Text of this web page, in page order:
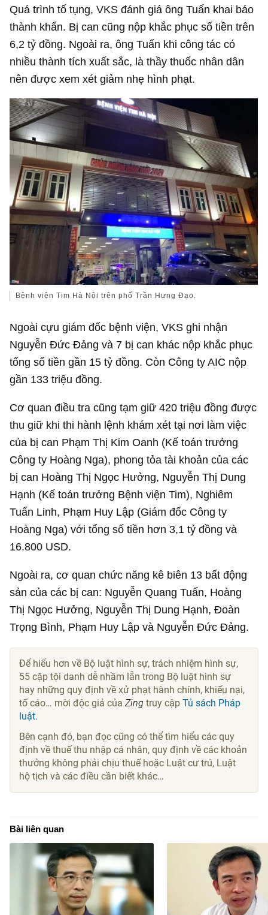
Quá trình tố tụng, VKS đánh giá ông Tuấn khai báo
thành khẩn. Bị can cũng nộp khắc phục số tiền trên
6,2 tỷ đồng. Ngoài ra, ông Tuấn khi công tác có
nhiều thành tích xuất sắc, là thầy thuốc nhân dân
nên được xem xét giảm nhẹ hình phạt.
Bệnh viện Tim Hà Nội trên phố Trần Hưng Đạo.
Ngoài cựu giám đốc bệnh viện, VKS ghi nhận
Nguyễn Đức Đảng và 7 bị can khác nộp khắc phục
tổng số tiền gần 15 tỷ đồng. Còn Công ty AIC nộp
gần 133 triệu đồng.
Cơ quan điều tra cũng tạm giữ 420 triệu đồng được
thu giữ khi thi hành lệnh khám xét tại nơi làm việc
của bị can Phạm Thị Kim Oanh (Kế toán trưởng
Công ty Hoàng Nga), phong tỏa tài khoản của các
bị can Hoàng Thị Ngọc Hưởng, Nguyễn Thị Dung
Hạnh (Kế toán trưởng Bệnh viện Tim), Nghiêm
Tuấn Linh, Phạm Huy Lập (Giám đốc Công ty
Hoàng Nga) với tổng số tiền hơn 3,1 tỷ đồng và
16.800 USD.
Ngoài ra, cơ quan chức năng kê biên 13 bất động
sản của các bị can: Nguyễn Quang Tuấn, Hoàng
Thị Ngọc Hưởng, Nguyễn Thị Dung Hạnh, Đoàn
Trọng Bình, Phạm Huy Lập và Nguyễn Đức Đảng.
Để hiểu hơn về Bộ luật hình sự, trách nhiệm hình sự,
55 cặp tội danh dễ nhầm lẫn trong Bộ luật hình sự
hay những quy định về xử phạt hành chính, khiếu nại,
tố cáo… mời độc giả củaZingtruy cậpTủ sách Pháp
luật.
Bên cạnh đó, bạn đọc cũng có thể tìm hiểu các quy
định về thuế thu nhập cá nhân, quy định về các khoản
thưởng không phải chịu thuế hoặc Luật cư trú, Luật
hộ tịch và các điều cần biết khác…
Bài liên quan